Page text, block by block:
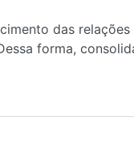
das
forma,